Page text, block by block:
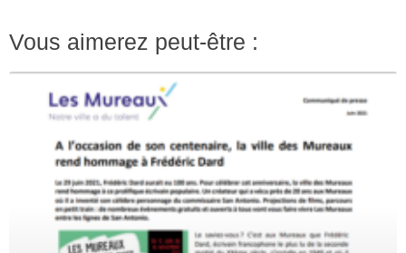
Vous aimerez peut-être :